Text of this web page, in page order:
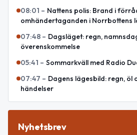
08:01 – Nattens polis: Brand i
omhändertaganden i Norrbottens
07:48 – Dagsläget: regn,
överenskommelse
05:41 – Sommarkväll med Radio
07:47 – Dagens lägesbild: regn, öl
händelser
Nyhetsbrev